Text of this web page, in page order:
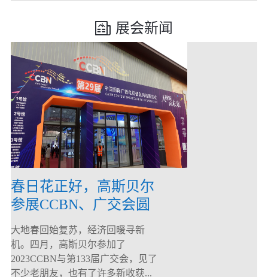
展会新闻
春日花正好，高斯贝尔
参展CCBN、广交会圆
满落幕！
大地春回始复苏，经济回暖寻新
机。四月，高斯贝尔参加了
2023CCBN与第133届广交会，见了
不少老朋友，也有了许多新收获...